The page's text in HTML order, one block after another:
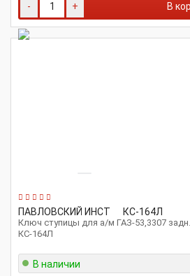
- + В
ПАВЛОВСКИЙ ИНСТ КС-164Л
Ключ ступицы для а/м ГАЗ-53,3307
КС-164Л
В наличии